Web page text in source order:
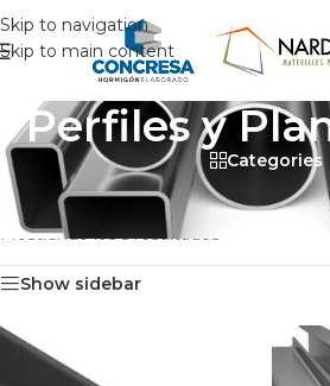
Skip to navigation
Skip to main content
Perfiles y
Categories
Inicio
Materiales de Obra/Insumos
Perfiles y Planchuelas
Mostrando los 5 resultados
Show sidebar